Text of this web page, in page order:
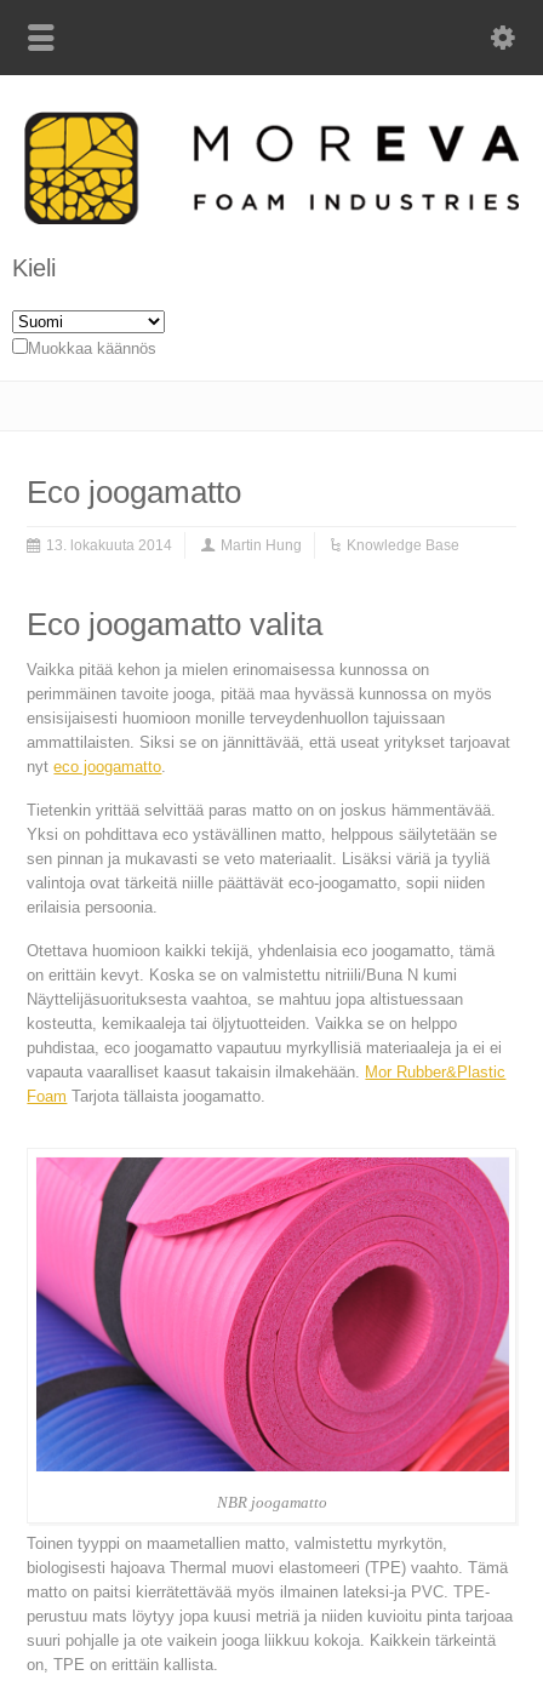
Kieli
Muokkaa käännös
Eco joogamatto
13. lokakuuta 2014 Martin Hung Knowledge Base
Eco joogamatto valita
Vaikka pitää kehon ja mielen erinomaisessa kunnossa on
perimmäinen tavoite jooga, pitää maa hyvässä kunnossa on myös
ensisijaisesti huomioon monille terveydenhuollon tajuissaan
ammattilaisten. Siksi se on jännittävää, että useat yritykset tarjoavat
nyteco joogamatto.
Tietenkin yrittää selvittää paras matto on on joskus hämmentävää.
Yksi on pohdittava eco ystävällinen matto, helppous säilytetään se
sen pinnan ja mukavasti se veto materiaalit. Lisäksi väriä ja tyyliä
valintoja ovat tärkeitä niille päättävät eco-joogamatto, sopii niiden
erilaisia persoonia.
Otettava huomioon kaikki tekijä, yhdenlaisia eco joogamatto, tämä
on erittäin kevyt. Koska se on valmistettu nitriili/Buna N kumi
Näyttelijäsuorituksesta vaahtoa, se mahtuu jopa altistuessaan
kosteutta, kemikaaleja tai öljytuotteiden. Vaikka se on helppo
puhdistaa, eco joogamatto vapautuu myrkyllisiä materiaaleja ja ei ei
vapauta vaaralliset kaasut takaisin ilmakehään. Mor Rubber&Plastic
Foam Tarjota tällaista joogamatto.
NBR joogamatto
Toinen tyyppi on maametallien matto, valmistettu myrkytön,
biologisesti hajoava Thermal muovi elastomeeri (TPE) vaahto. Tämä
matto on paitsi kierrätettävää myös ilmainen lateksi-ja PVC. TPE-
perustuu mats löytyy jopa kuusi metriä ja niiden kuvioitu pinta tarjoaa
suuri pohjalle ja ote vaikein jooga liikkuu kokoja. Kaikkein tärkeintä
on, TPE on erittäin kallista.